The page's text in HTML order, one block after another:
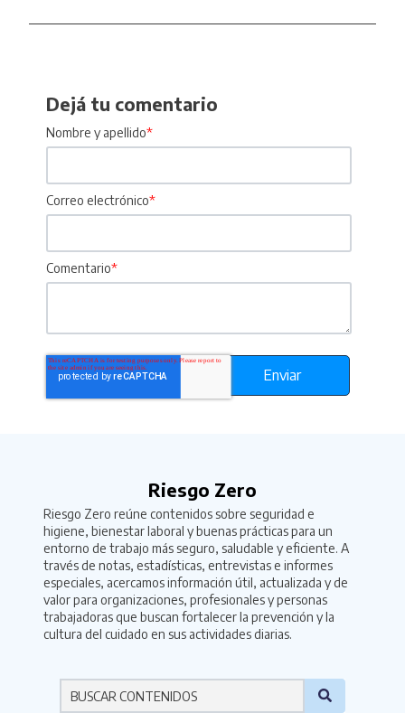
Dejá tu comentario
Nombre y apellido*
Correo electrónico*
Comentario*
Riesgo Zero
Riesgo Zero reúne contenidos sobre seguridad e
higiene, bienestar laboral y buenas prácticas para un
entorno de trabajo más seguro, saludable y eficiente. A
través de notas, estadísticas, entrevistas e informes
especiales, acercamos información útil, actualizada y de
valor para organizaciones, profesionales y personas
trabajadoras que buscan fortalecer la prevención y la
cultura del cuidado en sus actividades diarias.